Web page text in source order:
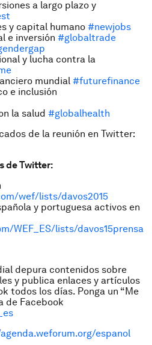
a largo plazo y
y capital humano #newjobs
e inversión #globaltrade
y lucha contra la
mundial #futurefinance
e inclusión
la salud #globalhealth
de la reunión en Twitter:
de Twitter:
wef/lists/davos2015
y portuguesa activos en
WEF_ES/lists/davos15prensa
depura contenidos sobre
y publica enlaces y artículos
todos los días. Ponga un “Me
de Facebook
espanol